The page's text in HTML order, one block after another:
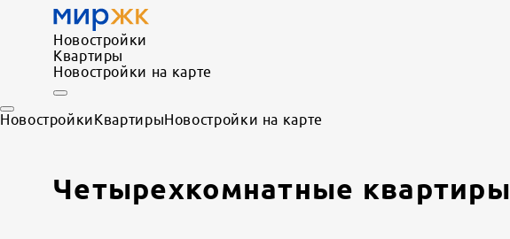
Новостройки
Квартиры
Новостройки на карте
НовостройкиКвартирыНовостройки на карте
Четырехкомнатные квартиры